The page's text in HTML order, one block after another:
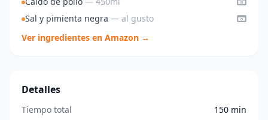
Sal y pimienta negra — al gusto
Ver ingredientes en Amazon →
Detalles
Tiempo total
150 min